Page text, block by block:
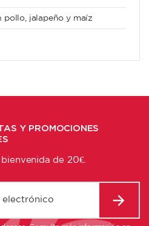
pollo, jalapeño y maíz
Y PROMOCIONES
de 20€.